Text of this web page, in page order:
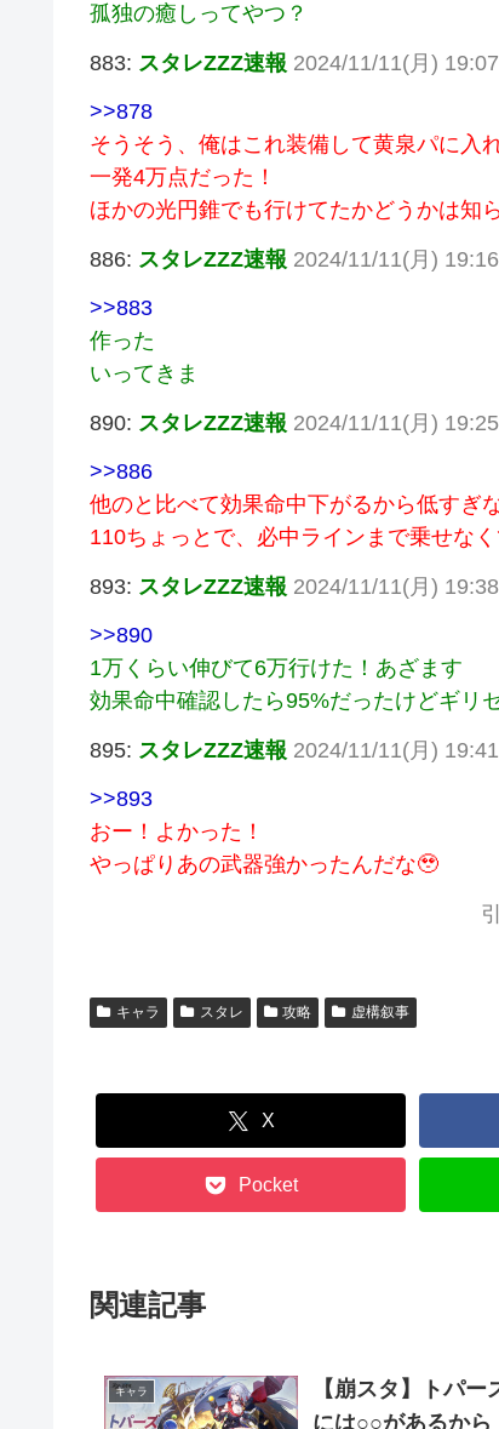
孤独の癒しってやつ？
883: スタレZZZ速報 2024/11/11(月)
>>878
そうそう、俺はこれ装備して黄泉パに入
一発4万点だった！
ほかの光円錐でも行けてたかどうかは知
886: スタレZZZ速報 2024/11/11(月)
>>883
作った
いってきま
890: スタレZZZ速報 2024/11/11(月)
>>886
他のと比べて効果命中下がるから低すぎ
110ちょっとで、必中ラインまで乗せな
893: スタレZZZ速報 2024/11/11(月)
>>890
1万くらい伸びて6万行けた！あざます
効果命中確認したら95%だったけどギリ
895: スタレZZZ速報 2024/11/11(月)
>>893
おー！よかった！
やっぱりあの武器強かったんだな🥹
キャラ スタレ 攻略 虚構叙事
X
Pocket
関連記事
キャラ
【崩スタ】トパ
には○○があるから